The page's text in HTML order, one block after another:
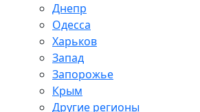
Днепр
Одесса
Харьков
Запад
Запорожье
Крым
Другие регионы